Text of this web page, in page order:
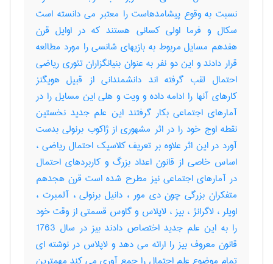
نسبت به وقوع پیشامدهاست را معتبر می دانسته است
سکال و فرما اولی کسانی هستند که در اوایل قرن
هفدهم مسایل مربوط به بازیهای شانسی را مورد مطالعه
قرار دادند و این دو نفر به عنوان بنیانگزاران تئوری ریاضی
احتمال لقب گرفته اند دانشمندانی از قبیل هویگنز
کارهای آنها را ادامه داده و ویت و هلی این مسایل را در
آمارهای اجتماعی بکار گرفتند این علم جدید نخستین
نقطه اوج خود را در اثر مشهوری از ژاکوب برنولی بدست
آورد در این اثر علاوه بر تعریف کلاسیک احتمال ریاضی ،
اساس خاصی از قانون اعداد بزرگ و کاربردهای احتمال
در آمارهای اجتماعی نیز مطرح شده است قرن هجدهم
متفکران بزرگی چون دی مور ، دانیل برنولی ، آلمبرت ،
اویلر ، لاگرانژ ، بیز ، لاپلاس و گاوس قسمتی از وقت خود
را به این علم جدید اختصاص دادند بیز در سال 1763
قانون معروف بیز را ارائه می دهد و لاپلاس در نوشته ای